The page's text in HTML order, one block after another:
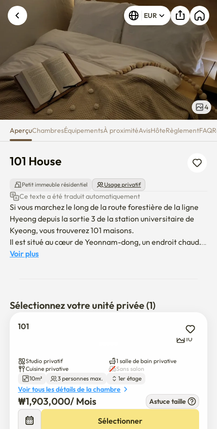
101 House EUR
4
AperçuChambresÉquipementsÀ proximitéAvisHôteRèglementFAQ
101 House
Petit immeuble résidentiel Usage privatif
Ce texte a été traduit automatiquement
Si vous marchez le long de la route forestière de la ligne
Hyeong depuis la sortie 3 de la station universitaire de
Kyeong, vous trouverez 101 maisons.
Il est situé au cœur de Yeonnam-dong, un endroit chaud.
Vous pouvez rapidement déménager dans plusieurs
Voir plus
Sélectionnez votre unité privée (1)
101
10
Studio privatif
1 salle de bain privative
Cuisine privative
Sans salon
10m²
3 personnes max. 1er étage
Voir tous les détails de la chambre
₩1,903,000/ Mois Astuce taille
Sélectionner